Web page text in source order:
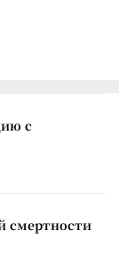
с
смертности